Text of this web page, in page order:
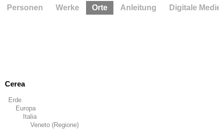
Cerea
Erde
Europa
Italia
Veneto (Regione)
Personen Werke Orte Anleitung Digitale